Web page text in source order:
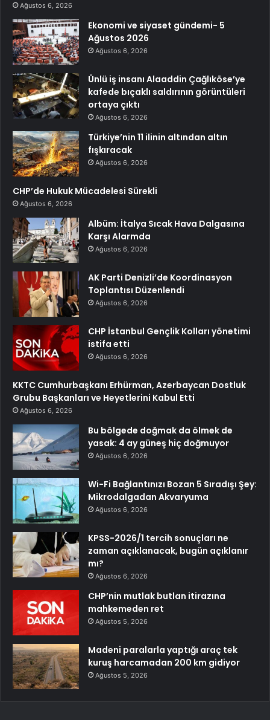
Ağustos 6, 2026
Ekonomi ve siyaset gündemi- 5
Ağustos 2026
Ağustos 6, 2026
Ünlü iş insanı Alaaddin Çağlıköse’ye
kafede bıçaklı saldırının görüntüleri
ortaya çıktı
Ağustos 6, 2026
Türkiye’nin 11 ilinin altından altın
fışkıracak
Ağustos 6, 2026
CHP’de Hukuk Mücadelesi Sürekli
Ağustos 6, 2026
Albüm: İtalya Sıcak Hava Dalgasına
Karşı Alarmda
Ağustos 6, 2026
AK Parti Denizli’de Koordinasyon
Toplantısı Düzenlendi
Ağustos 6, 2026
CHP İstanbul Gençlik Kolları yönetimi
istifa etti
Ağustos 6, 2026
KKTC Cumhurbaşkanı Erhürman, Azerbaycan Dostluk
Grubu Başkanları ve Heyetlerini Kabul Etti
Ağustos 6, 2026
Bu bölgede doğmak da ölmek de
yasak: 4 ay güneş hiç doğmuyor
Ağustos 6, 2026
Wi-Fi Bağlantınızı Bozan 5 Sıradışı Şey:
Mikrodalgadan Akvaryuma
Ağustos 6, 2026
KPSS-2026/1 tercih sonuçları ne
zaman açıklanacak, bugün açıklanır
mı?
Ağustos 6, 2026
CHP’nin mutlak butlan itirazına
mahkemeden ret
Ağustos 5, 2026
Madeni paralarla yaptığı araç tek
kuruş harcamadan 200 km gidiyor
Ağustos 5, 2026